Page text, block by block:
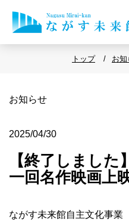
トップ お
お知らせ
2025/04/30
【終了しました
一回名作映画上
ながす未来館自主文化事